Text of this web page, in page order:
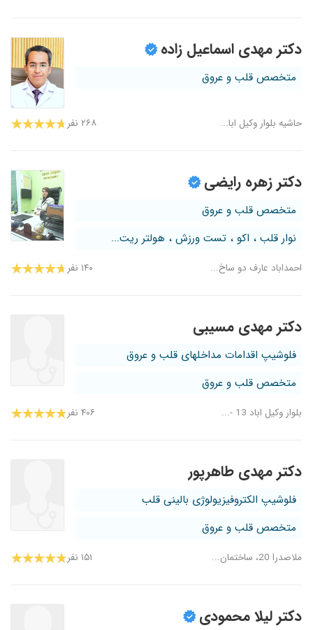
دکتر مهدی اسماعیل زاده
متخصص قلب و عروق
حاشیه بلوار وکیل ابا... ۲۶۸ نفر
دکتر زهره رایضی
متخصص قلب و عروق
نوار قلب ، اکو ، تست ورزش ، هولتر ریت...
احمداباد عارف دو ساخ... ۱۴۰ نفر
دکتر مهدی مسیبی
فلوشیپ اقدامات مداخلهای قلب و عروق
متخصص قلب و عروق
بلوار وکیل اباد 13 -... ۴۰۶ نفر
دکتر مهدی طاهرپور
فلوشیپ الکتروفیزیولوژی بالینی قلب
متخصص قلب و عروق
ملاصدرا 20، ساختمان... ۱۵۱ نفر
دکتر لیلا محمودی